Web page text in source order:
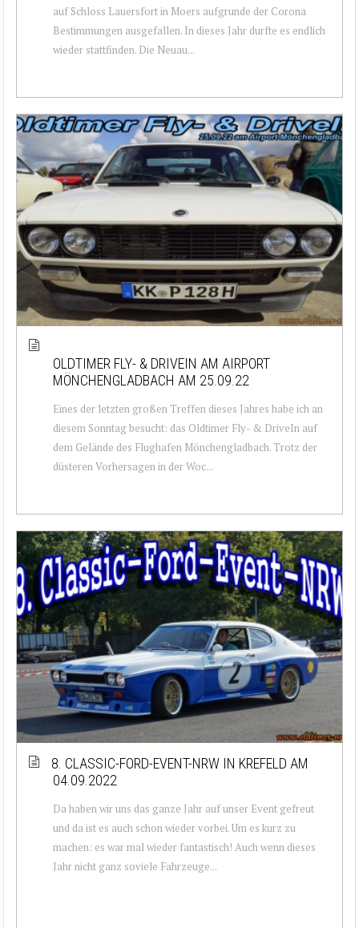
auf Schloss Lauersfort in Moers aufgrunde der Corona
Bestimmungen ausgefallen. In dieses Jahr durfte es endlich
wieder stattfinden. Die Neuau...
OLDTIMER FLY- & DRIVEIN AM AIRPORT
MÖNCHENGLADBACH AM 25.09.22
Eines der letzten großen Treffen dieses Jahres habe ich an
diesem Sonntag besucht: das Oldtimer Fly- & DriveIn auf
dem Gelände des Flughafen Mönchengladbach. Trotz der
düsteren Vorhersagen in der Woc...
8. CLASSIC-FORD-EVENT-NRW IN KREFELD AM
04.09.2022
Da haben wir uns das ganze Jahr auf unser Event gefreut
und da ist es auch schon wieder vorbei. Um es kurz zu
machen: es war mal wieder fantastisch! Auch wenn dieses
Jahr nicht ganz soviele Fahrzeuge...